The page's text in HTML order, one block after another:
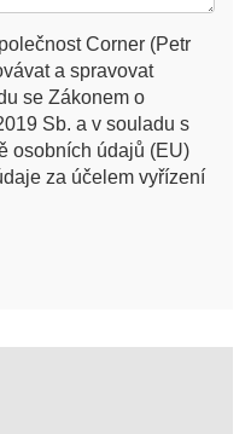
Corner (Petr
a spravovat
se Zákonem o
Sb. a v souladu s
osobních údajů (EU)
za účelem vyřízení